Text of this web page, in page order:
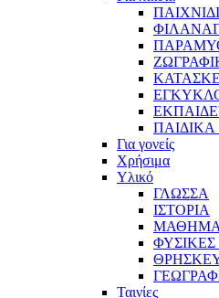
ΠΑΙΔΙΚΑ
Για γονείς
Χρήσιμα
Υλικό
ΓΛΩΣΣΑ
ΙΣΤΟΡΙΑ
Ταινίες